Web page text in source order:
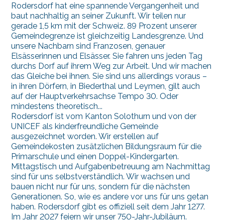
Rodersdorf hat eine spannende Vergangenheit und
baut nachhaltig an seiner Zukunft. Wir teilen nur
gerade 1,5 km mit der Schweiz. 89 Prozent unserer
Gemeindegrenze ist gleichzeitig Landesgrenze. Und
unsere Nachbarn sind Franzosen, genauer
Elsässerinnen und Elsässer. Sie fahren uns jeden Tag
durchs Dorf auf ihrem Weg zur Arbeit. Und wir machen
das Gleiche bei ihnen. Sie sind uns allerdings voraus –
in ihren Dörfern, in Biederthal und Leymen, gilt auch
auf der Hauptverkehrsachse Tempo 30. Oder
mindestens theoretisch...
Rodersdorf ist vom Kanton Solothurn und von der
UNICEF als kinderfreundliche Gemeinde
ausgezeichnet worden. Wir erstellen auf
Gemeindekosten zusätzlichen Bildungsraum für die
Primarschule und einen Doppel-Kindergarten.
Mittagstisch und Aufgabenbetreuung am Nachmittag
sind für uns selbstverständlich. Wir wachsen und
bauen nicht nur für uns, sondern für die nächsten
Generationen. So, wie es andere vor uns für uns getan
haben. Rodersdorf gibt es offiziell seit dem Jahr 1277.
Im Jahr 2027 feiern wir unser 750-Jahr-Jubiläum.